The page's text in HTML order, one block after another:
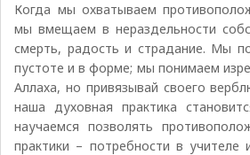
Когда мы охватываем
мы вмещаем в нераздельности
смерть, радость и страдание. Мы
пустоте и в форме; мы понимаем
Аллаха, но привязывай своего
наша духовная практика
научаемся позволять
практики – потребности в учителе